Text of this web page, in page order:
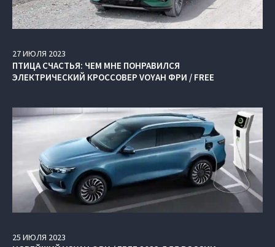
27ИЮЛЯ 2023
ПТИЦА СЧАСТЬЯ: ЧЕМ МНЕ ПОНРАВИЛСЯ
ЭЛЕКТРИЧЕСКИЙ КРОССОВЕР VOYAH ФРИ / FREE
25 ИЮЛЯ 2023